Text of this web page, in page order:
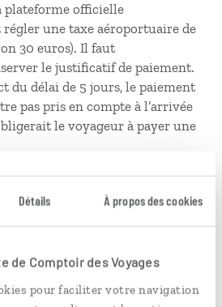
Détails À propos des cookies
de Comptoir des Voyages
pour faciliter votre navigation
plateforme officielle
régler une taxe aéroportuaire de
30 euros). Il faut
le justificatif de paiement.
du délai de 5 jours, le paiement
pas pris en compte à l’arrivée
le voyageur à payer une
par jour et par personne, à
elle n'est pas intégrée au tarif